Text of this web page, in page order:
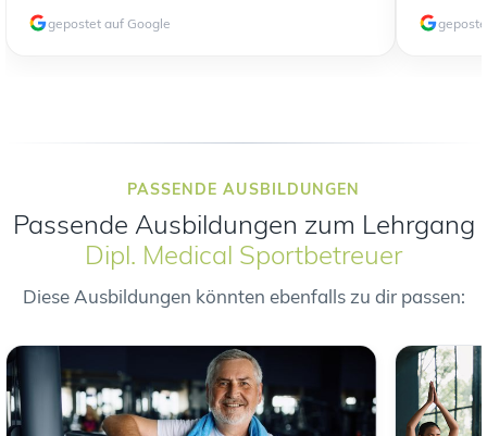
gepostet auf Google
PASSENDE AUSBILDUNGEN
Passende Ausbildungen zum Lehrgang
Dipl. Medical Sportbetreuer
Diese Ausbildungen könnten ebenfalls zu dir passen: